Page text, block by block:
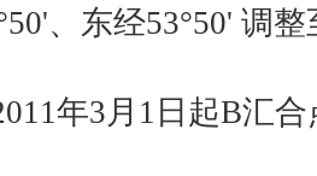
、东经53°50' 调整
年3月 1 日起B汇合